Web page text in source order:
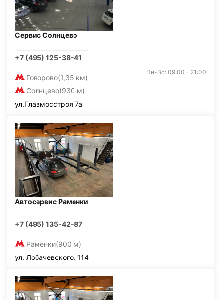
Сервис Солнцево
+7 (495) 125-38-41
Говорово(1,35 км)
Солнцево(930 м)
Пн-Вс: 09:00 - 21:00
ул.Главмосстроя 7а
Автосервис Раменки
+7 (495) 135-42-87
Раменки(900 м)
ул. Лобачевского, 114